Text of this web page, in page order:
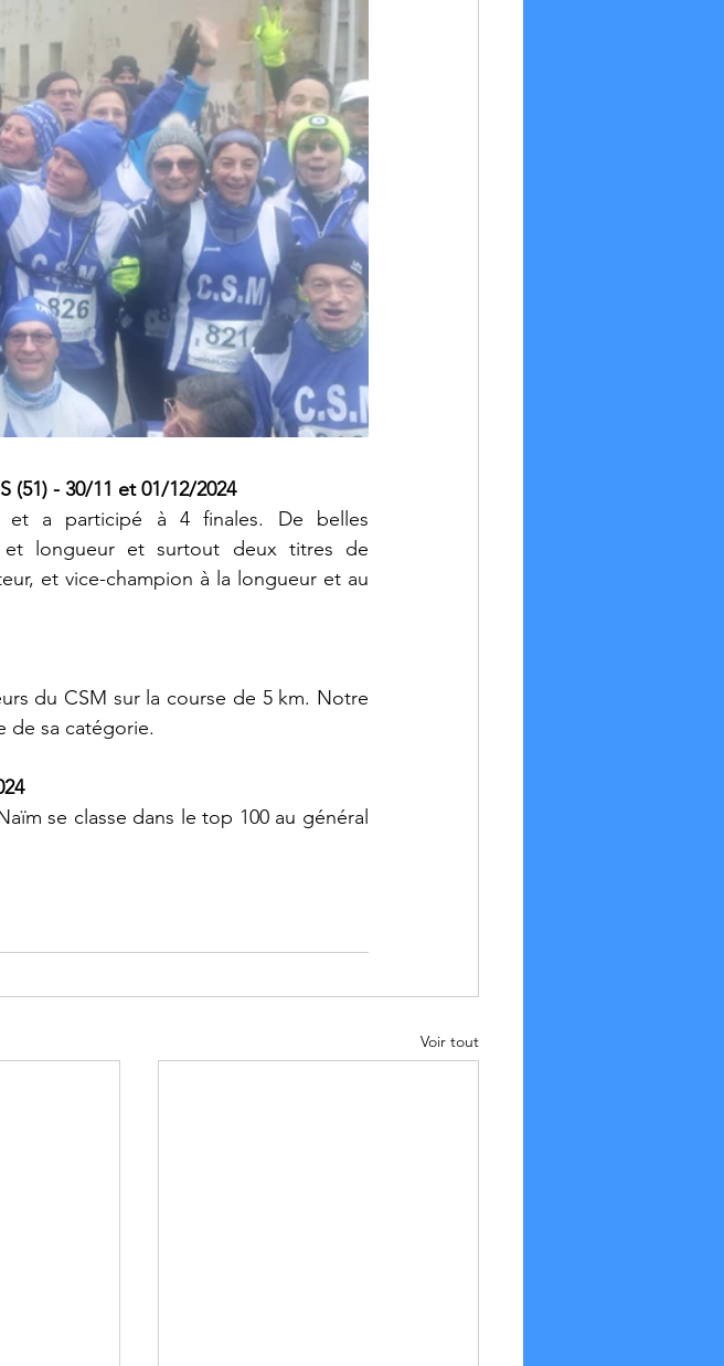
(51) - 30/11 et 01/12/2024
et a participé à 4 finales. De belles
et longueur et surtout deux titres de
et vice-champion à la longueur et au
du CSM sur la course de 5 km. Notre
de sa catégorie.
se classe dans le top 100 au général
Voir tout